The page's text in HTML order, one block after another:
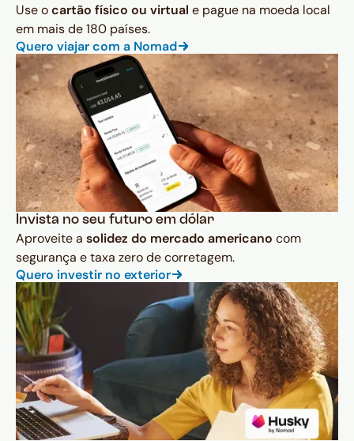
Use ocartão físico ou virtual e pague na moeda local
em mais de 180 países.
Quero viajar com a Nomad
Invista no seu futuro em dólar
Aproveite a solidez do mercado americano com
segurança e taxa zero de corretagem.
Quero investir no exterior